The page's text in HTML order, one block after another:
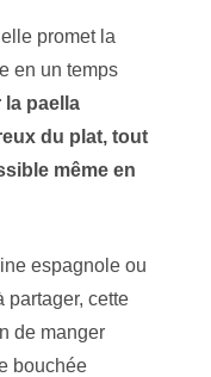
promet la
en un temps
la paella
du plat, tout
même en
espagnole ou
partager, cette
de manger
bouchée